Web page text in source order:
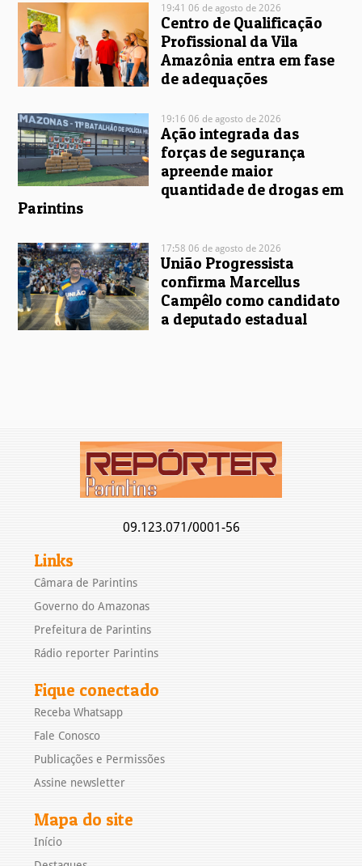
19:41 06 de agosto de 2026
Centro de Qualificação
Profissional da Vila
Amazônia entra em fase
de adequações
19:16 06 de agosto de 2026
Ação integrada das
forças de segurança
apreende maior
quantidade de drogas em
Parintins
17:58 06 de agosto de 2026
União Progressista
confirma Marcellus
Campêlo como candidato
a deputado estadual
09.123.071/0001-56
Links
Câmara de Parintins
Governo do Amazonas
Prefeitura de Parintins
Rádio reporter Parintins
Fique conectado
Receba Whatsapp
Fale Conosco
Publicações e Permissões
Assine newsletter
Mapa do site
Início